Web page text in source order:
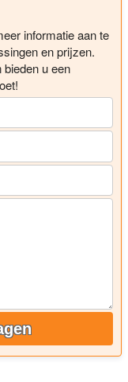
informatie aan te
en prijzen.
u een